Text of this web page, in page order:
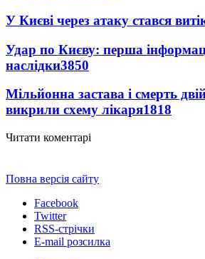
У Києві через атаку стався
Удар по Києву: перша
наслідки3850
Мільйонна застава і смерть
викрили схему лікаря1818
Читати коментарі
Повна версія сайту
Facebook
Twitter
RSS-стрічки
E-mail розсилка